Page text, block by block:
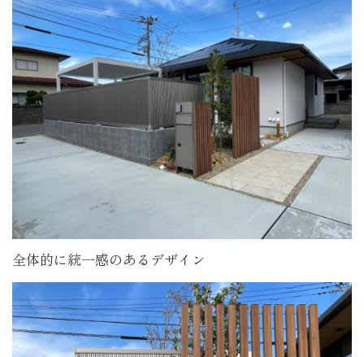
全体的に統一感のあるデザイン